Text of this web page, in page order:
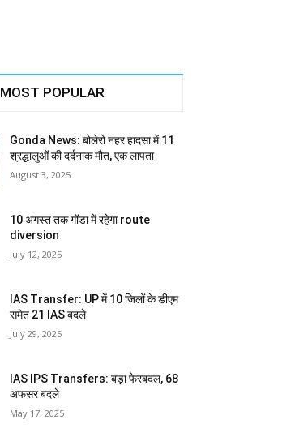
MOST POPULAR
Gonda News: बोलेरो नहर हादसा में 11
श्रद्धालुओं की दर्दनाक मौत, एक लापता
August 3, 2025
10 अगस्त तक गोंडा में रहेगा route
diversion
July 12, 2025
IAS Transfer: UP में 10 जिलों के डीएम
समेत 21 IAS बदले
July 29, 2025
IAS IPS Transfers: बड़ा फेरबदल, 68
अफसर बदले
May 17, 2025